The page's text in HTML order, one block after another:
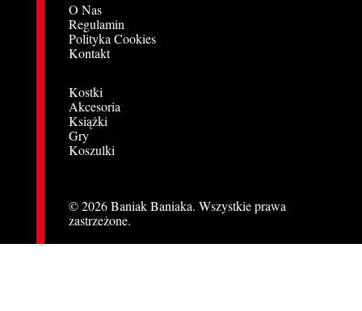
O Nas
Regulamin
Polityka Cookies
Kontakt
Kostki
Akcesoria
Książki
Gry
Koszulki
© 2026 Baniak Baniaka. Wszystkie prawa
zastrzeżone.